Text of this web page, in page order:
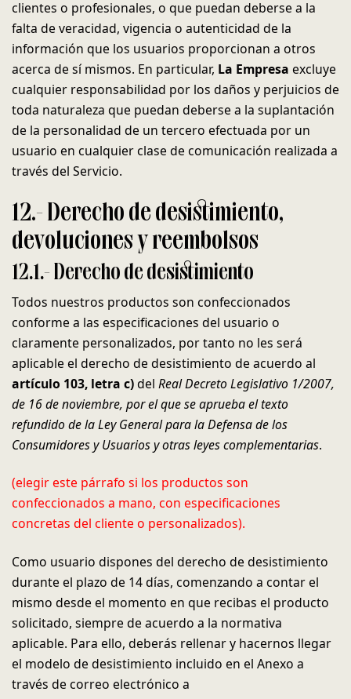
clientes o profesionales, o que puedan deberse a la
falta de veracidad, vigencia o autenticidad de la
información que los usuarios proporcionan a otros
acerca de sí mismos. En particular, La Empresa excluye
cualquier responsabilidad por los daños y perjuicios de
toda naturaleza que puedan deberse a la suplantación
de la personalidad de un tercero efectuada por un
usuario en cualquier clase de comunicación realizada a
través del Servicio.
12.- Derecho de desistimiento,
devoluciones y reembolsos
12.1.- Derecho de desistimiento
Todos nuestros productos son confeccionados
conforme a las especificaciones del usuario o
claramente personalizados, por tanto no les será
aplicable el derecho de desistimiento de acuerdo al
artículo 103, letra c)del Real Decreto Legislativo 1/2007,
de 16 de noviembre, por el que se aprueba el texto
refundido de la Ley General para la Defensa de los
Consumidores y Usuarios y otras leyes complementarias.
(elegir este párrafo si los productos son
confeccionados a mano, con especificaciones
concretas del cliente o personalizados).
Como usuario dispones del derecho de desistimiento
durante el plazo de 14 días, comenzando a contar el
mismo desde el momento en que recibas el producto
solicitado, siempre de acuerdo a la normativa
aplicable. Para ello, deberás rellenar y hacernos llegar
el modelo de desistimiento incluido en el Anexo a
través de correo electrónico a